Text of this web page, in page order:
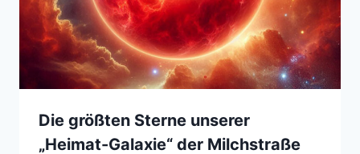
Die größten Sterne unserer
„Heimat-Galaxie“ der Milchstraße